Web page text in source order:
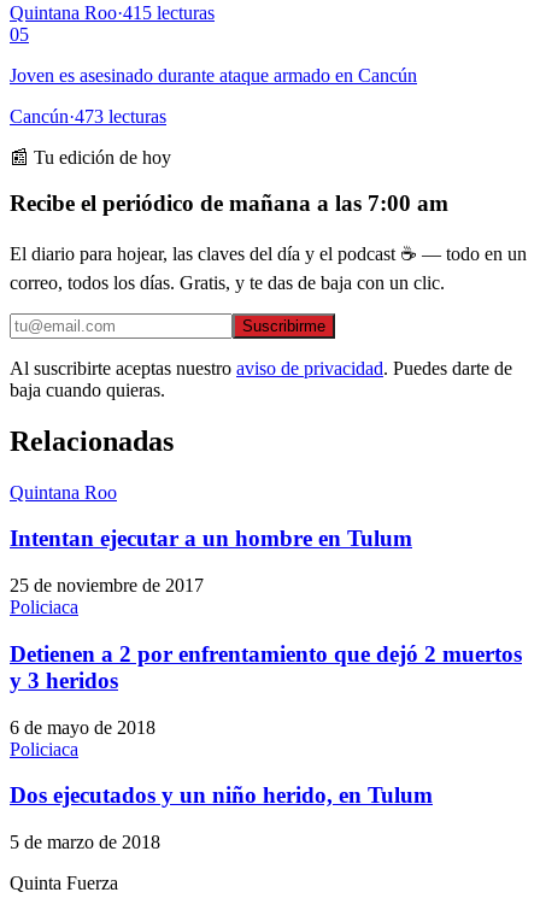
Quintana Roo·415 lecturas
05
Joven es asesinado durante ataque armado en Cancún
Cancún·473 lecturas
📰 Tu edición de hoy
Recibe el periódico de mañana a las 7:00 am
El diario para hojear, las claves del día y el podcast ☕ — todo en un
correo, todos los días. Gratis, y te das de baja con un clic.
Suscribirme
Al suscribirte aceptas nuestro aviso de privacidad. Puedes darte de
baja cuando quieras.
Relacionadas
Quintana Roo
Intentan ejecutar a un hombre en Tulum
25 de noviembre de 2017
Policiaca
Detienen a 2 por enfrentamiento que dejó 2 muertos
y 3 heridos
6 de mayo de 2018
Policiaca
Dos ejecutados y un niño herido, en Tulum
5 de marzo de 2018
Quinta Fuerza